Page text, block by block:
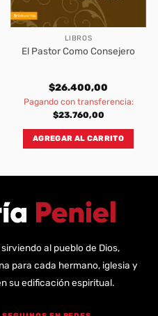
LIBROS
El Pastor Como Consejero
$26.400,00
Pagando con transferencia:
$23.760,00
AGREGAR AL CARRITO
al pueblo de Dios,
para cada hermano, iglesia y
su edificación espiritual.